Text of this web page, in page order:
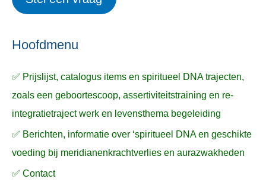
e
n
k
a
r
:
Hoofdmenu
✅ Prijslijst, catalogus items en spiritueel DNA trajecten,
zoals een geboortescoop, assertiviteitstraining en re-
integratietraject werk en levensthema begeleiding
✅ Berichten, informatie over ‘spiritueel DNA en geschikte
voeding bij meridianenkrachtverlies en aurazwakheden
✅ Contact
p
n